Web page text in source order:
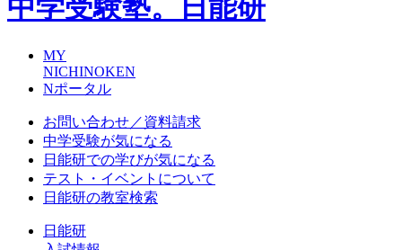
MY
NICHINOKEN
Nポータル
お問い合わせ／資料請求
中学受験が気になる
日能研での学びが気になる
テスト・イベントについて
日能研の教室検索
日能研